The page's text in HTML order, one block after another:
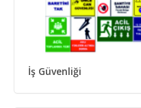
İş Güvenliği